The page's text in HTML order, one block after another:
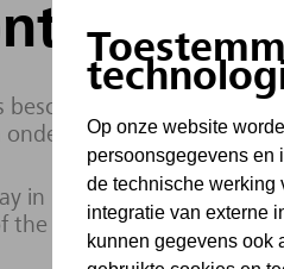
Op onze website
persoonsgegevens en
de technische werking
integratie van externe
kunnen gegevens ook
met
beschikbaar om op alle
onderstaand
in processing enquiries
the site operator. E-mails